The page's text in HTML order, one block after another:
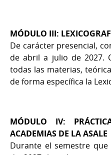
MÓDULO III:
De carácter presencial,
de abril a julio de 2027.
todas las materias,
de forma específica la
MÓDULO IV:
ACADEMIAS DE LA ASALE
Durante el semestre